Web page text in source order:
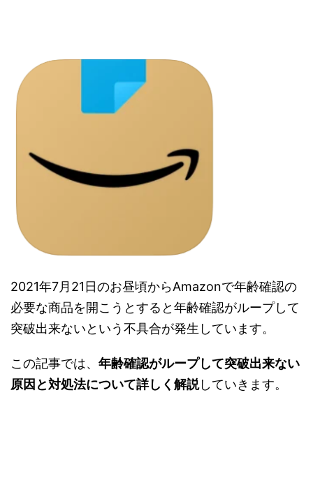
2021年7月21日のお昼頃からAmazonで年齢確認の
必要な商品を開こうとすると年齢確認がループして
突破出来ないという不具合が発生しています。
この記事では、 年齢確認がループして突破出来ない
原因と対処法について詳しく解説していきます。